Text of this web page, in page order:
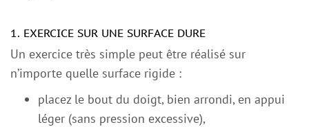
1. EXERCICE SUR UNE SURFACE DURE
Un exercice très simple peut être réalisé sur
n’importe quelle surface rigide :
placez le bout du doigt, bien arrondi, en appui
léger (sans pression excessive),